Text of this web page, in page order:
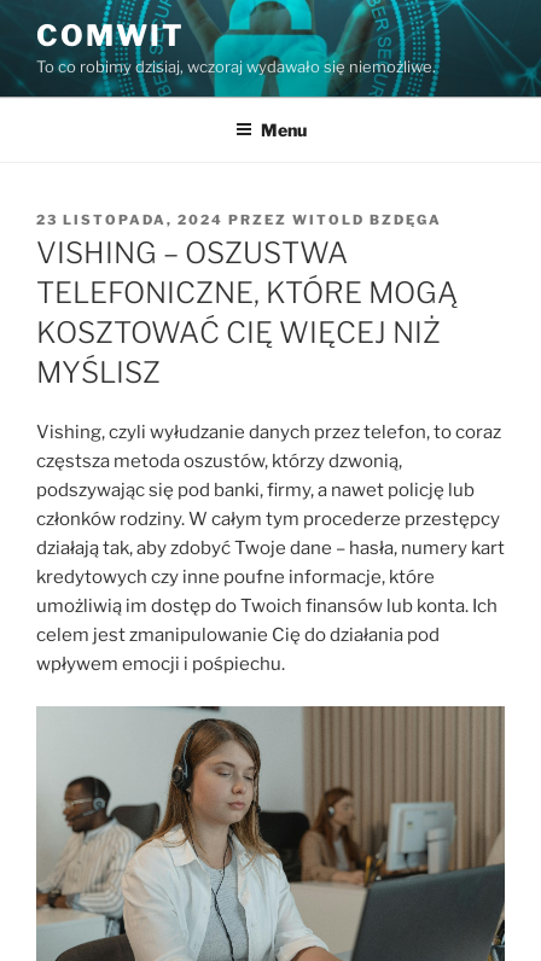
treści
COMWIT
To co robimy dzisiaj, wczoraj wydawało się niemożliwe.
Menu
OPUBLIKOWANE
W
23 LISTOPADA, 2024 PRZEZ WITOLD BZDĘGA
VISHING – OSZUSTWA
TELEFONICZNE, KTÓRE MOGĄ
KOSZTOWAĆ CIĘ WIĘCEJ NIŻ
MYŚLISZ
Vishing, czyli wyłudzanie danych przez telefon, to coraz
częstsza metoda oszustów, którzy dzwonią,
podszywając się pod banki, firmy, a nawet policję lub
członków rodziny. W całym tym procederze przestępcy
działają tak, aby zdobyć Twoje dane – hasła, numery kart
kredytowych czy inne poufne informacje, które
umożliwią im dostęp do Twoich finansów lub konta. Ich
celem jest zmanipulowanie Cię do działania pod
wpływem emocji i pośpiechu.